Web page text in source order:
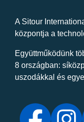
A Sitour
központja a
Együttműködünk
8 országban:
uszodákkal és